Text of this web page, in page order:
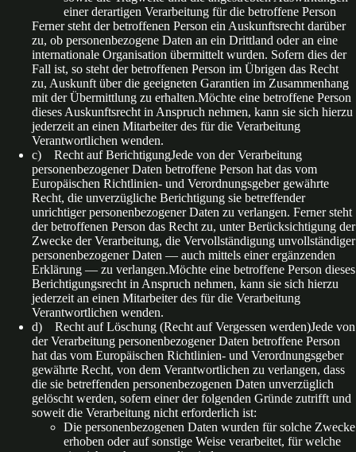
einer derartigen Verarbeitung für die betroffene Person
Ferner steht der betroffenen Person ein Auskunftsrecht darüber
zu, ob personenbezogene Daten an ein Drittland oder an eine
internationale Organisation übermittelt wurden. Sofern dies der
Fall ist, so steht der betroffenen Person im Übrigen das Recht
zu, Auskunft über die geeigneten Garantien im Zusammenhang
mit der Übermittlung zu erhalten.Möchte eine betroffene Person
dieses Auskunftsrecht in Anspruch nehmen, kann sie sich hierzu
jederzeit an einen Mitarbeiter des für die Verarbeitung
Verantwortlichen wenden.
c) Recht auf BerichtigungJede von der Verarbeitung
personenbezogener Daten betroffene Person hat das vom
Europäischen Richtlinien- und Verordnungsgeber gewährte
Recht, die unverzügliche Berichtigung sie betreffender
unrichtiger personenbezogener Daten zu verlangen. Ferner steht
der betroffenen Person das Recht zu, unter Berücksichtigung der
Zwecke der Verarbeitung, die Vervollständigung unvollständiger
personenbezogener Daten — auch mittels einer ergänzenden
Erklärung — zu verlangen.Möchte eine betroffene Person dieses
Berichtigungsrecht in Anspruch nehmen, kann sie sich hierzu
jederzeit an einen Mitarbeiter des für die Verarbeitung
Verantwortlichen wenden.
d) Recht auf Löschung (Recht auf Vergessen werden)Jede von
der Verarbeitung personenbezogener Daten betroffene Person
hat das vom Europäischen Richtlinien- und Verordnungsgeber
gewährte Recht, von dem Verantwortlichen zu verlangen, dass
die sie betreffenden personenbezogenen Daten unverzüglich
gelöscht werden, sofern einer der folgenden Gründe zutrifft und
soweit die Verarbeitung nicht erforderlich ist:
Die personenbezogenen Daten wurden für solche Zwecke
erhoben oder auf sonstige Weise verarbeitet, für welche